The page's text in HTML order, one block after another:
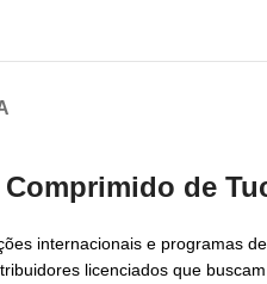
Comprimido de
internacionais e programas
licenciados que